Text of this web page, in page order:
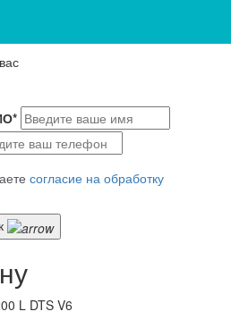
*
согласие на обработку
L DTS V6